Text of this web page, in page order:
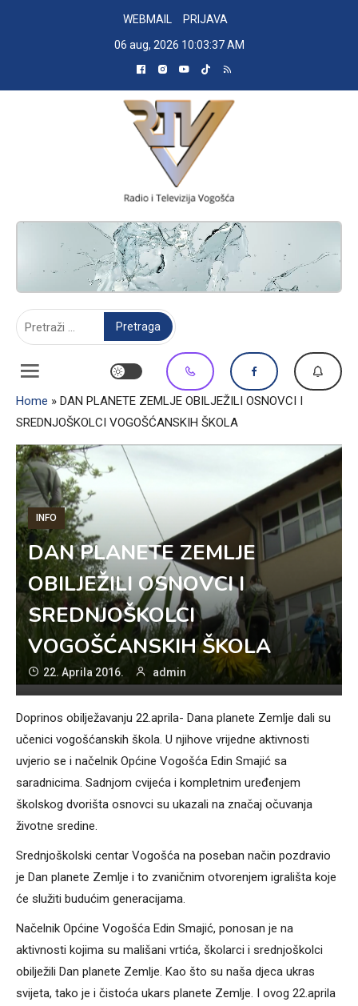
WEBMAIL
PRIJAVA
06 aug, 2026 10:03:38 AM
RADIO TELEVIZIJA VOGOŠĆA
Home » DAN PLANETE ZEMLJE OBILJEŽILI OSNOVCI I
SREDNJOŠKOLCI VOGOŠĆANSKIH ŠKOLA
INFO
DAN PLANETE ZEMLJE
OBILJEŽILI OSNOVCI I
SREDNJOŠKOLCI
VOGOŠĆANSKIH ŠKOLA
22. Aprila 2016. admin
Doprinos obilježavanju 22.aprila- Dana planete Zemlje dali su
učenici vogošćanskih škola. U njihove vrijedne aktivnosti
uvjerio se i načelnik Općine Vogošća Edin Smajić sa
saradnicima. Sadnjom cvijeća i kompletnim uređenjem
školskog dvorišta osnovci su ukazali na značaj očuvanja
životne sredine.
Srednjoškolski centar Vogošća na poseban način pozdravio
je Dan planete Zemlje i to zvaničnim otvorenjem igrališta koje
će služiti budućim generacijama.
Načelnik Općine Vogošća Edin Smajić, ponosan je na
aktivnosti kojima su mališani vrtića, školarci i srednjoškolci
obilježili Dan planete Zemlje. Kao što su naša djeca ukras
svijeta, tako je i čistoća ukars planete Zemlje. I ovog 22.aprila